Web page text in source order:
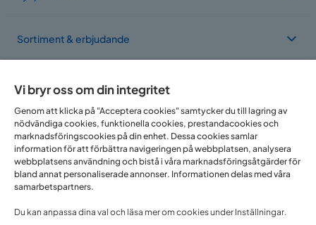
Sortiment & erbjudande
Vi finns i flera länder
Vi bryr oss om din integritet
Genom att klicka på "Acceptera cookies" samtycker du till lagring av
nödvändiga cookies, funktionella cookies, prestandacookies och
marknadsföringscookies på din enhet. Dessa cookies samlar
information för att förbättra navigeringen på webbplatsen, analysera
webbplatsens användning och bistå i våra marknadsföringsåtgärder för
bland annat personaliserade annonser. Informationen delas med våra
samarbetspartners.
Du kan anpassa dina val och läsa mer om cookies under Inställningar.